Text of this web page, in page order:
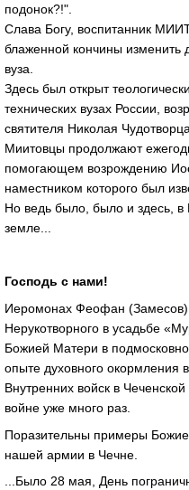
подонок?!".
Слава Богу, воспитанник
блаженной кончины изменить
вуза.
Здесь был открыт
технических вузах России,
святителя Николая Чудотворца.
Миитовцы продолжают
помогающем возрождению
наместником которого был
Но ведь было, было и здесь,
земле...
Господь с нами!
Иеромонах Феофан
Нерукотворного в усадьбе
Божией Матери в
опыте духовного окормления
Внутренних войск в
войне уже много раз.
Поразительны примеры
нашей армии в Чечне.
...Было 28 мая, День